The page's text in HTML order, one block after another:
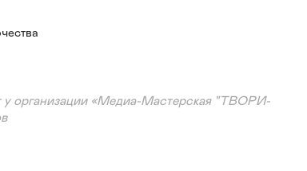
организации «Медиа-Мастерская "ТВОРИ-